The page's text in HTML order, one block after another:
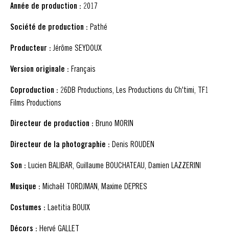
Année de production : 2017
Société de production : Pathé
Producteur : Jérôme SEYDOUX
Version originale : Français
Coproduction : 26DB Productions, Les Productions du Ch'timi, TF1
Films Productions
Directeur de production : Bruno MORIN
Directeur de la photographie : Denis ROUDEN
Son : Lucien BALIBAR, Guillaume BOUCHATEAU, Damien LAZZERINI
Musique : Michaël TORDJMAN, Maxime DEPRES
Costumes : Laetitia BOUIX
Décors : Hervé GALLET